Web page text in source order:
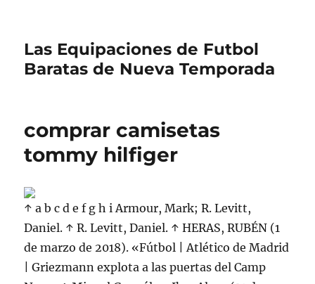
Las Equipaciones de Futbol
Baratas de Nueva Temporada
comprar camisetas
tommy hilfiger
↑ a b c d e f g h i Armour, Mark; R. Levitt,
Daniel. ↑ R. Levitt, Daniel. ↑ HERAS, RUBÉN (1
de marzo de 2018). «Fútbol | Atlético de Madrid
| Griezmann explota a las puertas del Camp